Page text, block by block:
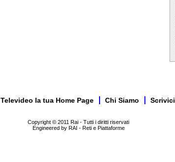
la tua Home Page Chi Siamo Scrivici
Copyright © 2011 Rai - Tutti i diritti riservati
Engineered by RAI - Reti e Piattaforme